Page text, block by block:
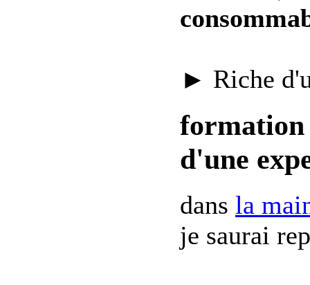
► Riche
formation
d'une
dans la
je saurai